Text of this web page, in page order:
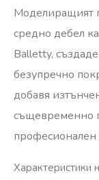
Моделиращият
средно дебел
Balletty,
безупречно
добавя
същевременно
професионален
Характеристики